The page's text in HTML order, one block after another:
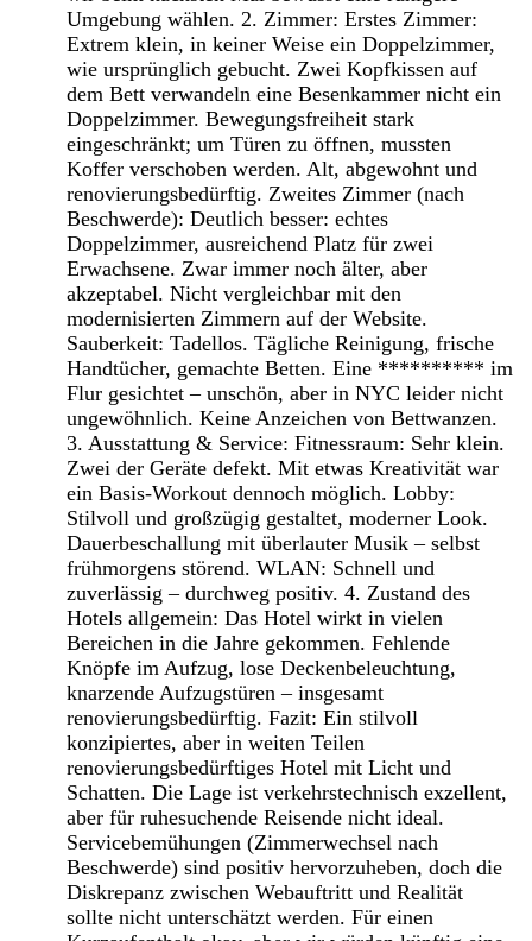
Umgebung wählen. 2. Zimmer: Erstes Zimmer:
Extrem klein, in keiner Weise ein Doppelzimmer,
wie ursprünglich gebucht. Zwei Kopfkissen auf
dem Bett verwandeln eine Besenkammer nicht ein
Doppelzimmer. Bewegungsfreiheit stark
eingeschränkt; um Türen zu öffnen, mussten
Koffer verschoben werden. Alt, abgewohnt und
renovierungsbedürftig. Zweites Zimmer (nach
Beschwerde): Deutlich besser: echtes
Doppelzimmer, ausreichend Platz für zwei
Erwachsene. Zwar immer noch älter, aber
akzeptabel. Nicht vergleichbar mit den
modernisierten Zimmern auf der Website.
Sauberkeit: Tadellos. Tägliche Reinigung, frische
Handtücher, gemachte Betten. Eine ********** im
Flur gesichtet – unschön, aber in NYC leider nicht
ungewöhnlich. Keine Anzeichen von Bettwanzen.
3. Ausstattung & Service: Fitnessraum: Sehr klein.
Zwei der Geräte defekt. Mit etwas Kreativität war
ein Basis-Workout dennoch möglich. Lobby:
Stilvoll und großzügig gestaltet, moderner Look.
Dauerbeschallung mit überlauter Musik – selbst
frühmorgens störend. WLAN: Schnell und
zuverlässig – durchweg positiv. 4. Zustand des
Hotels allgemein: Das Hotel wirkt in vielen
Bereichen in die Jahre gekommen. Fehlende
Knöpfe im Aufzug, lose Deckenbeleuchtung,
knarzende Aufzugstüren – insgesamt
renovierungsbedürftig. Fazit: Ein stilvoll
konzipiertes, aber in weiten Teilen
renovierungsbedürftiges Hotel mit Licht und
Schatten. Die Lage ist verkehrstechnisch exzellent,
aber für ruhesuchende Reisende nicht ideal.
Servicebemühungen (Zimmerwechsel nach
Beschwerde) sind positiv hervorzuheben, doch die
Diskrepanz zwischen Webauftritt und Realität
sollte nicht unterschätzt werden. Für einen